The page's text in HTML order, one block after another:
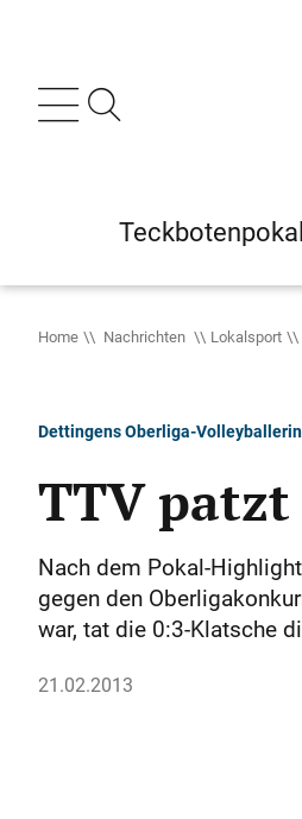
Teckbotenpokal
Home Nachrichten Lokalsport
Dettingens Oberliga-
TTV
Nach dem Pokal-
gegen den
war, tat die 0:3-Klatsche
21.02.2013